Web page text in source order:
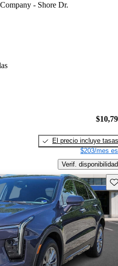
- Shore Dr.
El precio incluye tasas
$203/mes
Verif. disponibilidad